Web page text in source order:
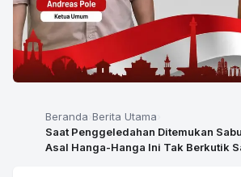
Beranda Berita Utama
Saat Penggeledahan Ditemukan
Asal Hanga-Hanga Ini Tak Berkutik